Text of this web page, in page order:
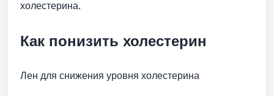
холестерина.
Как понизить холестерин
Лен для снижения уровня холестерина